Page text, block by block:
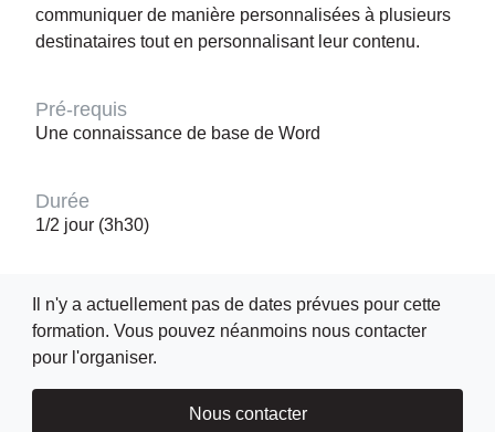
communiquer de manière personnalisées à plusieurs
destinataires tout en personnalisant leur contenu.
Pré-requis
Une connaissance de base de Word
Durée
1/2 jour (3h30)
Il n'y a actuellement pas de dates prévues pour cette
formation. Vous pouvez néanmoins nous contacter
pour l'organiser.
Nous contacter